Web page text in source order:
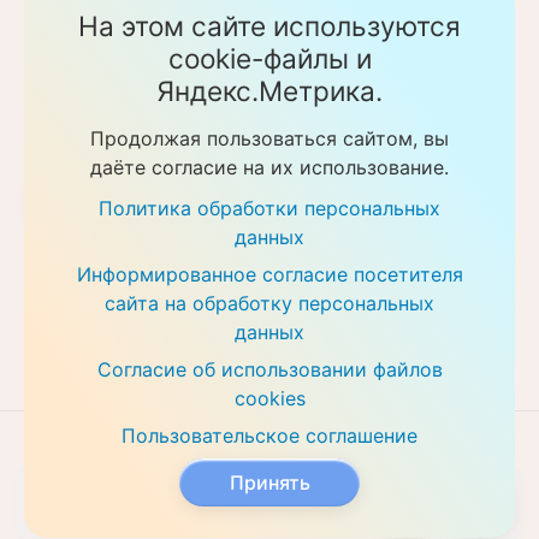
Все услуги
Гражданского кодекса Российской Федерации. Перед
получением услуги необходимо уточнять цены у
ответственных сотрудников клиники. Предоставление
услуг осуществляется на основании договора об
Политика обработки персональных данных
Скачать прайс-листы
Разработка сайта VT Digital
На этом сайте используются
cookie-файлы и
Яндекс.Метрика.
Продолжая пользоваться сайтом, вы
даёте согласие на их использование.
Политика обработки персональных
данных
Информированное согласие посетителя
сайта на обработку персональных
данных
Согласие об использовании файлов
cookies
Пользовательское соглашение
Принять